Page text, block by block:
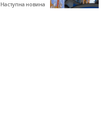
Наступна новина